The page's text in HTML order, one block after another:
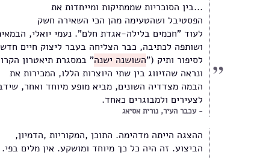
...בין הסוכריות שממתיקות ומייחדות את
הפסטיבל ושהטעימה מהן הכי השאירה חשק
לעוד "חכמים בלילה-אגדת חלם". נעמי יואלי,
ושותפה לכתיבה, כבר הצליחה בעבר ליצוק חיים
לסיפור ותיק ("השושנה ישנה" במסגרת תיאטרון
ונראה שהזיווג בין שתי היוצרות הללו, המכירות את
הבמה מצדדיה השונים, מביא מופע מיוחד ואחר,
לצעירים ולמבוגרים כאחד.
עכבר העיר, נורית אסיאג
ההצגה הייתה מדהימה. התוכן ,המקוריות ,הדמיון,
הביצוע. זה היה כל כך מיוחד ומושקע. אין מלים בפי.